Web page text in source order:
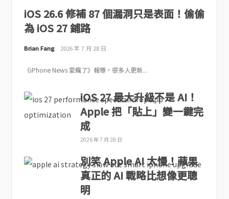
iOS 26.6 修補 87 個漏洞只是表面！偷偷
為 iOS 27 鋪路
Brian Fang 2026 年 7 月 28 日
《iPhone News 愛瘋了》報導，很多人更新...
iOS 27 最大升級不是 AI！
Apple 把「貼上」變一鍵完
成
2026 年 7 月 28 日
別笑 Apple AI 太慢！蘋果
真正的 AI 戰略比想像更聰
明